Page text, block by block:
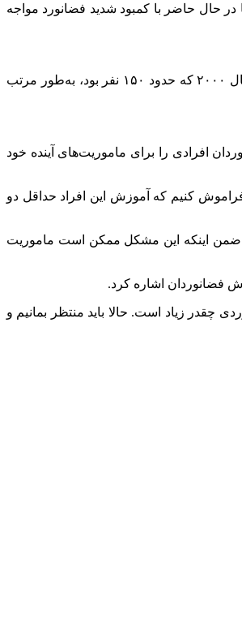
در حال حاضر با کمبود شدید فضانورد مواجه
ناسا در جدیدترین گزارش خود گفته است که تعداد فضانوردان این آژانس فضایی بعد از رسیدن به حداکثر تعداد خود در سال ۲۰۰۰ که حدود ۱۵۰ نفر بود، به‌طور مرتب
افرادی را برای ماموریت‌های آینده خود
فضانوردی انتخاب کند و البته نباید فراموش کنیم که آموزش این افراد حداقل دو
ضمن اینکه این مشکل ممکن است ماموریت
فضانوردان اشاره کرد.
فضانوردی چقدر زیاد است. حالا باید منتظر بمانیم و